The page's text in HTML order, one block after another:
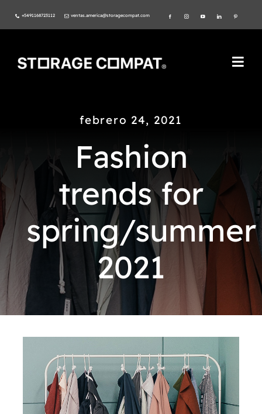
to
+5491168723112 ventas.america@storagecompat.com
VIDEOS
AMBIENTE
NORMAS ISO
CATÁLOGO
CONTACTO
febrero 24, 2021
Fashion
trends for
spring/summer
2021